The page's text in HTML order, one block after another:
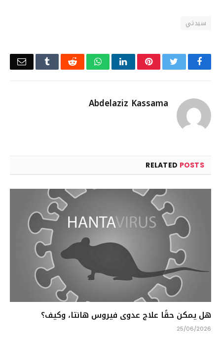
سيدتي
Facebook
Twitter
Pinterest
LinkedIn
WhatsApp
Reddit
Tumblr
Abdelaziz Kassama
RELATED POSTS
هل يمكن حقًا علاج عدوى فيروس هانتا، وكيف؟
25/06/2026